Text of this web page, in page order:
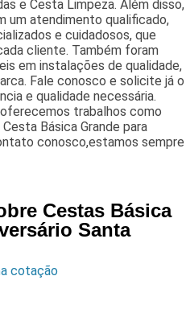
e Cesta Limpeza. Além disso,
um atendimento qualificado,
e cuidadosos, que
cliente. Também foram
em instalações de qualidade,
Fale conosco e solicite já o
e qualidade necessária.
trabalhos como
Básica Grande para
conosco,estamos sempre
Cestas Básica
Santa
cotação